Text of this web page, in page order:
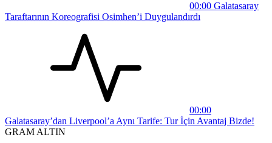
00:00 Galatasaray
Taraftarının Koreografisi Osimhen’i Duygulandırdı
00:00
Galatasaray’dan Liverpool’a Aynı Tarife: Tur İçin Avantaj Bizde!
GRAM ALTIN